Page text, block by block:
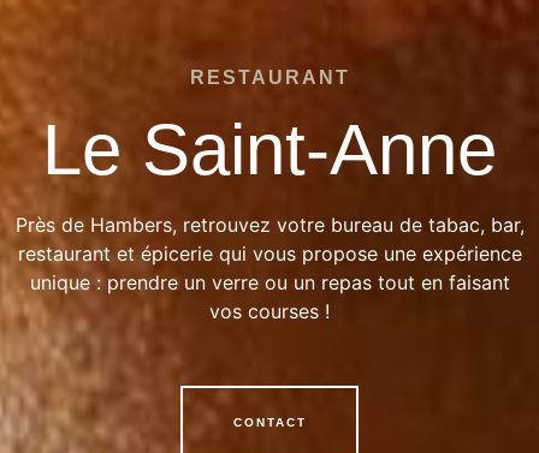
RESTAURANT
Le Saint-Anne
Près de Hambers, retrouvez votre bureau de tabac, bar,
restaurant et épicerie qui vous propose une expérience
unique : prendre un verre ou un repas tout en faisant
vos courses !
CONTACT